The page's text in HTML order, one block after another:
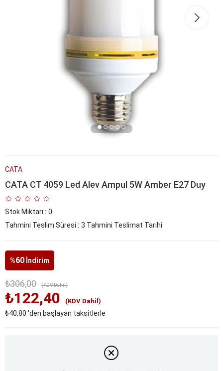
CATA
CATA CT 4059 Led Alev Ampul 5W Amber E27 Duy
Stok Miktarı : 0
Tahmini Teslim Süresi : 3 Tahmini Teslimat Tarihi
%60 İndirim
₺306,00 (KDV Dahil)
₺122,40 (KDV Dahil)
₺40,80 'den başlayan taksitlerle